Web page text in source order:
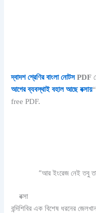
দ্বাদশ শ্রেণির বাংলা নোটসPDF
আগের ব্যবস্থাই বহাল আছে বক্সায়
free PDF.
“আর ইংরেজ নেই তবু
বক্সা
বন্দিশিবির এক বিশেষ ধরনের